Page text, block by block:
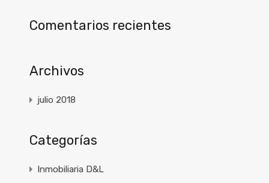
Comentarios recientes
Archivos
julio 2018
Categorías
Inmobiliaria D&L